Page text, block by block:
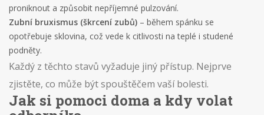
proniknout a způsobit nepříjemné pulzování.
Zubní bruxismus (škrcení zubů) – během spánku se
opotřebuje sklovina, což vede k citlivosti na teplé i studené
podněty.
Každý z těchto stavů vyžaduje jiný přístup. Nejprve
zjistěte, co může být spouštěčem vaší bolesti.
Jak si pomoci doma a kdy volat